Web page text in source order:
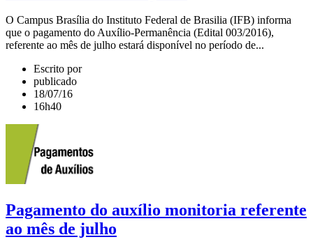
O Campus Brasília do Instituto Federal de Brasilia (IFB) informa
que o pagamento do Auxílio-Permanência (Edital 003/2016),
referente ao mês de julho estará disponível no período de...
Escrito por
publicado
18/07/16
16h40
Pagamento do auxílio monitoria referente
ao mês de julho